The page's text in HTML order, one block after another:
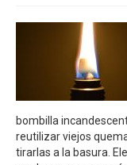
bombilla
reutilizar viejos
tirarlas a la basura.